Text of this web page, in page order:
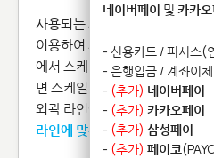
사용되는 재료량이나 크기에 따
이용하여 재료의 사용량을 줄여
에서 스케일을 줄여 차집합으로
면 스케일 조정 만으로는 한계가
외곽 라인에 맞춰 수작업으로
라인에 맞춰 균일하게 속을 비워
네이버페이 및 카카
- 신용카드 / 피시스(
- 은행입금 / 계좌이체
- (추가) 네이버페이
- (추가) 카카오페이
- (추가) 삼성페이
- (추가) 페이코